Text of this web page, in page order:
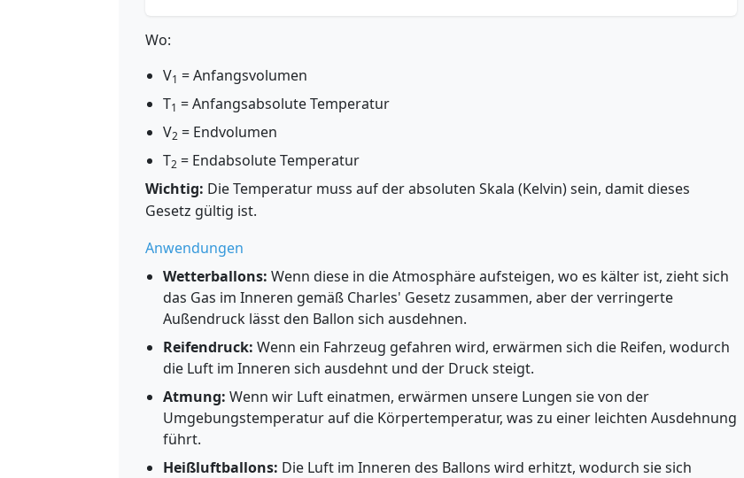
Wo:
V1 = Anfangsvolumen
T1 = Anfangsabsolute Temperatur
V2 = Endvolumen
T2 = Endabsolute Temperatur
Wichtig: Die Temperatur muss auf der absoluten Skala (Kelvin) sein, damit dieses
Gesetz gültig ist.
Anwendungen
Wetterballons: Wenn diese in die Atmosphäre aufsteigen, wo es kälter ist, zieht sich
das Gas im Inneren gemäß Charles' Gesetz zusammen, aber der verringerte
Außendruck lässt den Ballon sich ausdehnen.
Reifendruck: Wenn ein Fahrzeug gefahren wird, erwärmen sich die Reifen, wodurch
die Luft im Inneren sich ausdehnt und der Druck steigt.
Atmung: Wenn wir Luft einatmen, erwärmen unsere Lungen sie von der
Umgebungstemperatur auf die Körpertemperatur, was zu einer leichten Ausdehnung
führt.
Heißluftballons: Die Luft im Inneren des Ballons wird erhitzt, wodurch sie sich